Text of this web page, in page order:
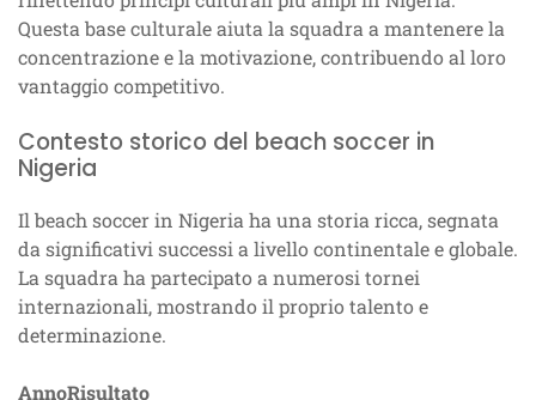
Questa base culturale aiuta la squadra a mantenere la
concentrazione e la motivazione, contribuendo al loro
vantaggio competitivo.
Contesto storico del beach soccer in
Nigeria
Il beach soccer in Nigeria ha una storia ricca, segnata
da significativi successi a livello continentale e globale.
La squadra ha partecipato a numerosi tornei
internazionali, mostrando il proprio talento e
determinazione.
AnnoRisultato